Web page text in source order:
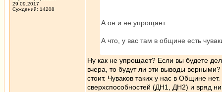
29.09.2017
Суждений: 14208
А он и не упрощает.
А что, у вас там в общине есть
Ну как не упрощает? Если вы будете
вчера, то будут ли эти выводы
стоит. Чуваков таких у нас в Общине
сверхспособностей (ДН1, ДН2) и вряд